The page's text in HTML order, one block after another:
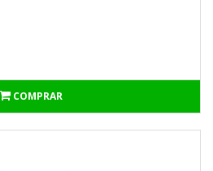
COMPRAR